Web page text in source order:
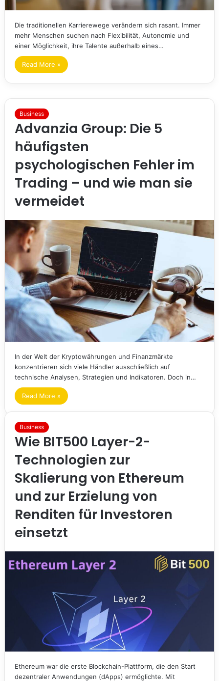
Die traditionellen Karrierewege verändern sich rasant. Immer
mehr Menschen suchen nach Flexibilität, Autonomie und
einer Möglichkeit, ihre Talente außerhalb eines…
Read More »
Business
Advanzia Group: Die 5
häufigsten
psychologischen Fehler im
Trading – und wie man sie
vermeidet
In der Welt der Kryptowährungen und Finanzmärkte
konzentrieren sich viele Händler ausschließlich auf
technische Analysen, Strategien und Indikatoren. Doch in…
Read More »
Business
Wie BIT500 Layer-2-
Technologien zur
Skalierung von Ethereum
und zur Erzielung von
Renditen für Investoren
einsetzt
Ethereum war die erste Blockchain-Plattform, die den Start
dezentraler Anwendungen (dApps) ermöglichte. Mit